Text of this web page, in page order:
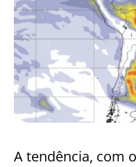
A tendência, com